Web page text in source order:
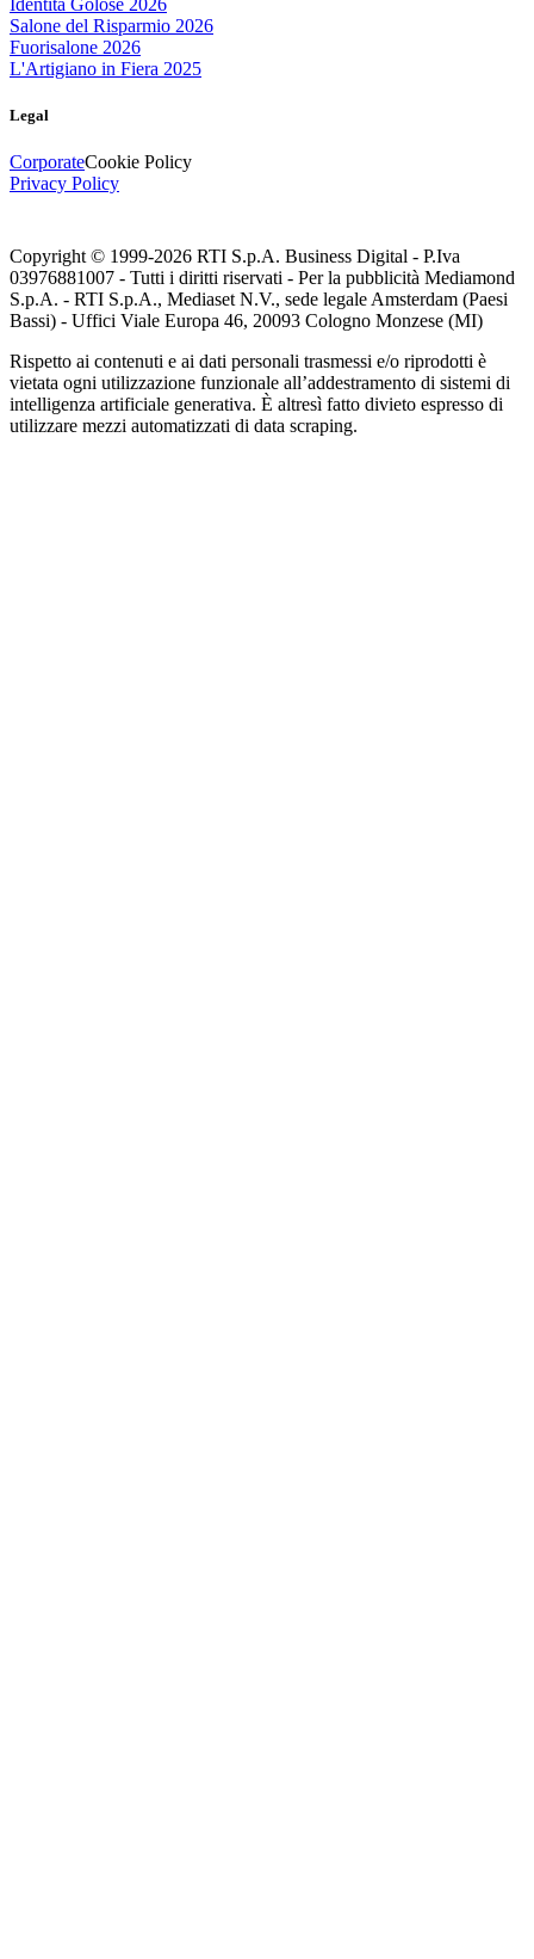
Identità Golose 2026
Salone del Risparmio 2026
Fuorisalone 2026
L'Artigiano in Fiera 2025
Legal
CorporateCookie Policy
Privacy Policy
Copyright © 1999-2026 RTI S.p.A. Business Digital - P.Iva
03976881007 - Tutti i diritti riservati - Per la pubblicità Mediamond
S.p.A. - RTI S.p.A., Mediaset N.V., sede legale Amsterdam (Paesi
Bassi) - Uffici Viale Europa 46, 20093 Cologno Monzese (MI)
Rispetto ai contenuti e ai dati personali trasmessi e/o riprodotti è
vietata ogni utilizzazione funzionale all’addestramento di sistemi di
intelligenza artificiale generativa. È altresì fatto divieto espresso di
utilizzare mezzi automatizzati di data scraping.